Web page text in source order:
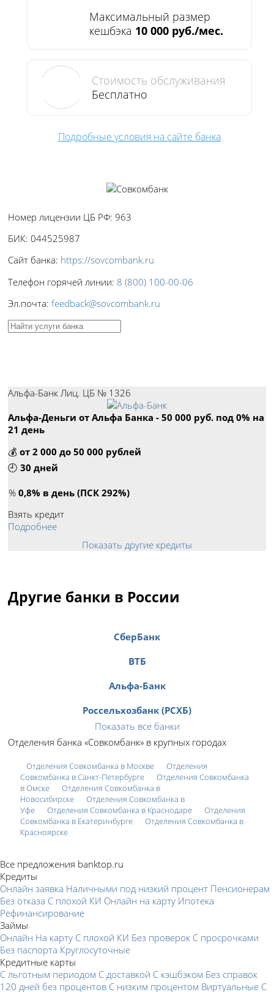
Максимальный размер
кешбэка 10 000 руб./мес.
Стоимость обслуживания
Бесплатно
Подробные условия на сайте банка
Номер лицензии ЦБ РФ:963
БИК:044525987
Сайт банка: https://sovcombank.ru
Телефон горячей линии: 8 (800) 100-00-06
Эл.почта:feedback@sovcombank.ru
Альфа-Банк Лиц. ЦБ № 1326
Альфа-Деньги от Альфа Банка - 50 000 руб. под 0% на
21 день
💰от 2 000 до 50 000 рублей
🕘30 дней
% 0,8% в день (ПСК 292%)
Взять кредит
Подробнее
Показать другие кредиты
Другие банки в России
СберБанк
ВТБ
Альфа-Банк
Россельхозбанк (РСХБ)
Показать все банки
Отделения банка «Совкомбанк» в крупных городах
Отделения Совкомбанка в Москве
Отделения
Совкомбанка в Санкт-Петербурге
Отделения Совкомбанка
в Омске
Отделения Совкомбанка в
Новосибирске
Отделения Совкомбанка в
Уфе
Отделения Совкомбанка в Краснодаре
Отделения
Совкомбанка в Екатеринбурге
Отделения Совкомбанка в
Красноярске
Все предложения banktop.ru
Кредиты
Онлайн заявка Наличными под низкий процент Пенсионерам
Без отказа С плохой КИ Онлайн на карту Ипотека
Рефинансирование
Займы
Онлайн На карту С плохой КИ Без проверок С просрочками
Без паспорта Круглосуточные
Кредитные карты
С льготным периодом С доставкой С кэшбэком Без справок
120 дней без процентов С низким процентом Виртуальные С